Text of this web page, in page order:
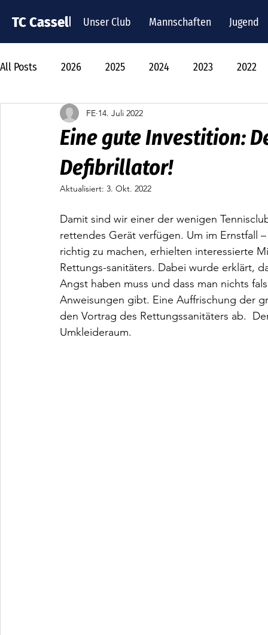
TC Cassella Unser Club Mannschaften Jugend
All Posts 2026 2025 2024 2023 2022
Eine gute Investition:
Defibrillator!
FE 14. Juli 2022
Aktualisiert: 3. Okt. 2022
Damit sind wir einer der wenigen
rettendes Gerät verfügen. Um im Ernstfall
richtig zu machen, erhielten interessierte
Rettungs-sanitäters. Dabei wurde erklärt,
Angst haben muss und dass man nichts
Anweisungen gibt. Eine Auffrischung der
den Vortrag des Rettungssanitäters ab.
Umkleideraum.